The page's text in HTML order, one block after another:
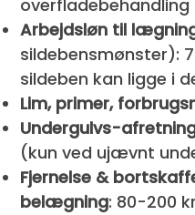
Arbejdsløn til
sildebensmønster):
sildeben kan ligge i
Lim, primer,
Undergulvs-
(kun ved ujævnt
Fjernelse &
belægning: 80-200